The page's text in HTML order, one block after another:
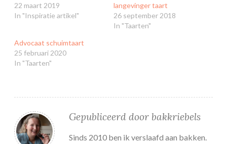
22 maart 2019
In "Inspiratie artikel"
langevinger taart
26 september 2018
In "Taarten"
Advocaat schuimtaart
25 februari 2020
In "Taarten"
Gepubliceerd door bakkriebels
Sinds 2010 ben ik verslaafd aan bakken.